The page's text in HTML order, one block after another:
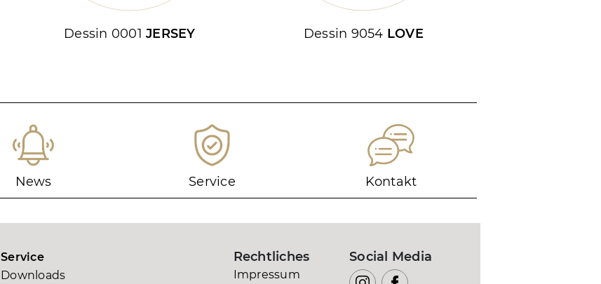
Dessin 0001JERSEY Dessin 9054 LOVE
News Service Kontakt
Service
Downloads
Rechtliches
Impressum
Social Media